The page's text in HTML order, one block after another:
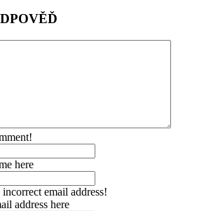
here
email address!
address here